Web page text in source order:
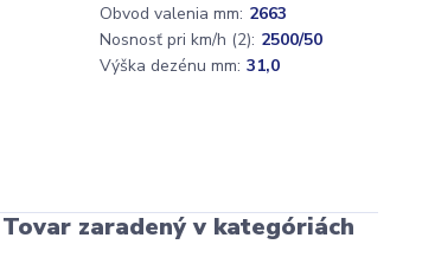
Obvod valenia mm: 2663
Nosnosť pri km/h (2): 2500/50
Výška dezénu mm: 31,0
Tovar zaradený v kategóriách